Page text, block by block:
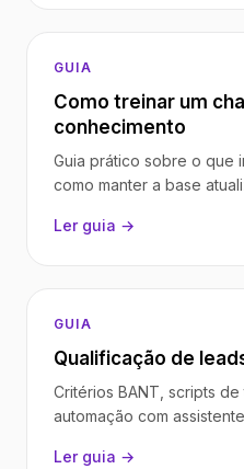
GUIA
Como treinar um
conhecimento
Guia prático sobre o que
como manter a base
Ler guia →
GUIA
Qualificação de
Critérios BANT, scripts
automação com
Ler guia →